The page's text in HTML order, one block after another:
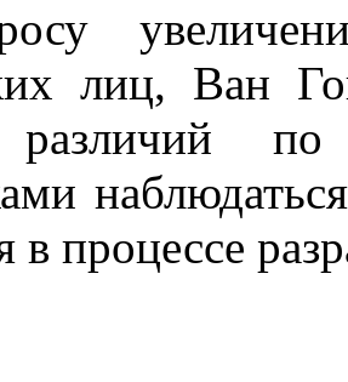
лиц, Ван
в процессе